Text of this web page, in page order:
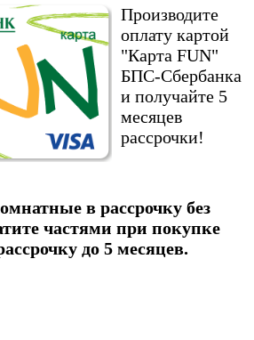
Производите
оплату картой
"Карта FUN"
БПС-Сбербанка
и получайте 5
месяцев
рассрочки!
в рассрочку без
частями при покупке
до 5 месяцев.